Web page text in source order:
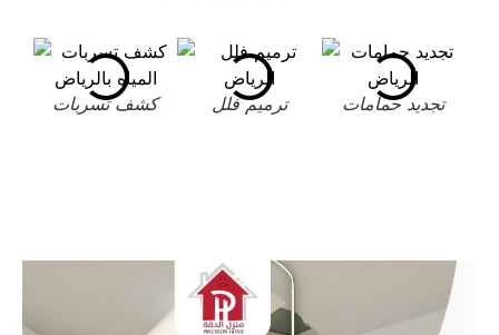
كشف تسربات ترميم فلل تجديد حمامات